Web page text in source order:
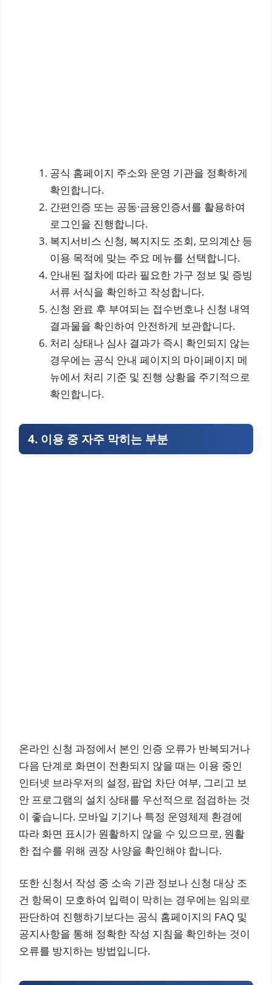
공식 홈페이지 주소와 운영 기관을 정확하게
확인합니다.
간편인증 또는 공동·금융인증서를 활용하여
로그인을 진행합니다.
복지서비스 신청, 복지지도 조회, 모의계산 등
이용 목적에 맞는 주요 메뉴를 선택합니다.
안내된 절차에 따라 필요한 가구 정보 및 증빙
서류 서식을 확인하고 작성합니다.
신청 완료 후 부여되는 접수번호나 신청 내역
결과물을 확인하여 안전하게 보관합니다.
처리 상태나 심사 결과가 즉시 확인되지 않는
경우에는 공식 안내 페이지의 마이페이지 메
뉴에서 처리 기준 및 진행 상황을 주기적으로
확인합니다.
4. 이용 중 자주 막히는 부분
온라인 신청 과정에서 본인 인증 오류가 반복되거나
다음 단계로 화면이 전환되지 않을 때는 이용 중인
인터넷 브라우저의 설정, 팝업 차단 여부, 그리고 보
안 프로그램의 설치 상태를 우선적으로 점검하는 것
이 좋습니다. 모바일 기기나 특정 운영체제 환경에
따라 화면 표시가 원활하지 않을 수 있으므로, 원활
한 접수를 위해 권장 사양을 확인해야 합니다.
또한 신청서 작성 중 소속 기관 정보나 신청 대상 조
건 항목이 모호하여 입력이 막히는 경우에는 임의로
판단하여 진행하기보다는 공식 홈페이지의 FAQ 및
공지사항을 통해 정확한 작성 지침을 확인하는 것이
오류를 방지하는 방법입니다.